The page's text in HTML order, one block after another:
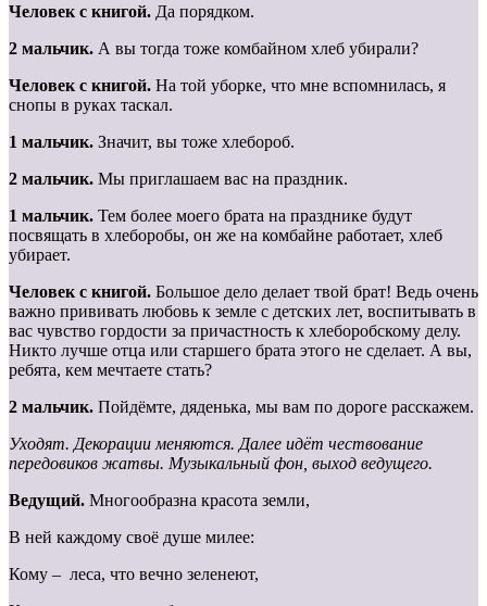
Человек с книгой. Да порядком.
2 мальчик. А вы тогда тоже комбайном хлеб убирали?
Человек с книгой. На той уборке, что мне вспомнилась, я
снопы в руках таскал.
1 мальчик. Значит, вы тоже хлебороб.
2 мальчик. Мы приглашаем вас на праздник.
1 мальчик. Тем более моего брата на празднике будут
посвящать в хлеборобы, он же на комбайне работает, хлеб
убирает.
Человек с книгой. Большое дело делает твой брат! Ведь очень
важно прививать любовь к земле с детских лет, воспитывать в
вас чувство гордости за причастность к хлеборобскому делу.
Никто лучше отца или старшего брата этого не сделает. А вы,
ребята, кем мечтаете стать?
2 мальчик. Пойдёмте, дяденька, мы вам по дороге расскажем.
Уходят. Декорации меняются. Далее идёт чествование
передовиков жатвы. Музыкальный фон, выход ведущего.
Ведущий. Многообразна красота земли,
В ней каждому своё душе милее:
Кому – леса, что вечно зеленеют,